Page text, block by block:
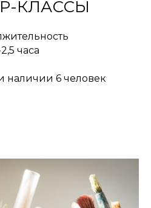
КЛАССЫ
часа
наличии 6 человек